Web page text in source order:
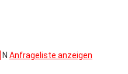
N Anfrageliste anzeigen